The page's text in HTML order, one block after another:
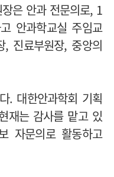
은 안과 전문의로, 1
안과학교실 주임교
, 진료부원장, 중앙의
. 대한안과학회 기획
재는 감사를 맡고 있
자문의로 활동하고